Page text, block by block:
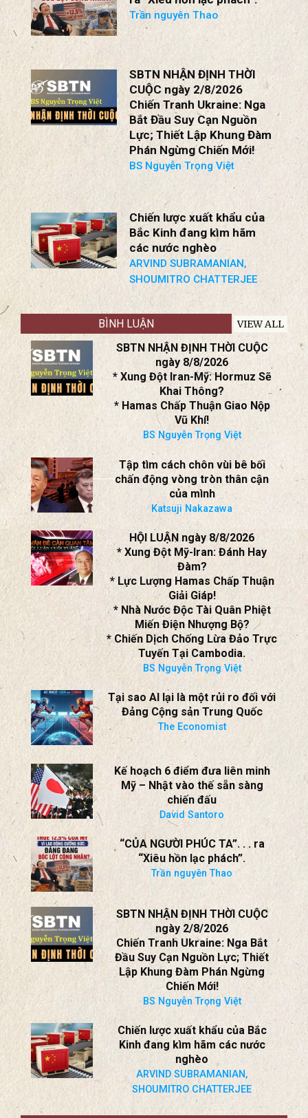
SBTN NHẬN ĐỊNH THỜI
CUỘC ngày 2/8/2026
Bắt Đầu Suy Cạn Nguồn
Lực; Thiết Lập Khung Đàm
Phán Ngừng Chiến Mới!
BS Nguyễn Trọng Việt
Chiến lược xuất khẩu của
ARVIND SUBRAMANIAN,
SHOUMITRO CHATTERJEE
BÌNH LUẬN VIEW ALL
SBTN NHẬN ĐỊNH THỜI CUỘC
* Xung Đột Iran-Mỹ: Hormuz Sẽ
Khai Thông?
* Hamas Chấp Thuận Giao Nộp
Vũ Khí!
BS Nguyễn Trọng Việt
Tập tìm cách chôn vùi bê bối
chấn động vòng tròn thân cận
của mình
Katsuji Nakazawa
HỘI LUẬN ngày 8/8/2026
* Xung Đột Mỹ-Iran: Đánh Hay
Đàm?
* Lực Lượng Hamas Chấp Thuận
Giải Giáp!
* Nhà Nước Độc Tài Quân Phiệt
Miến Điện Nhượng Bộ?
* Chiến Dịch Chống Lừa Đảo Trực
Tuyến Tại Cambodia.
BS Nguyễn Trọng Việt
Tại sao AI lại là một rủi ro đối với
Đảng Cộng sản Trung Quốc
The Economist
Kế hoạch 6 điểm đưa liên minh
Mỹ – Nhật vào thế sẵn sàng
chiến đấu
David Santoro
“CỦA NGƯỜI PHÚC TA”. . . ra
“Xiêu hồn lạc phách”.
Trần nguyên Thao
SBTN NHẬN ĐỊNH THỜI CUỘC
ngày 2/8/2026
Chiến Tranh Ukraine: Nga Bắt
Đầu Suy Cạn Nguồn Lực; Thiết
Lập Khung Đàm Phán Ngừng
Chiến Mới!
BS Nguyễn Trọng Việt
Chiến lược xuất khẩu của Bắc
Kinh đang kìm hãm các nước
nghèo
SHOUMITRO CHATTERJEE
XÃ HỘI NGÀY NAY